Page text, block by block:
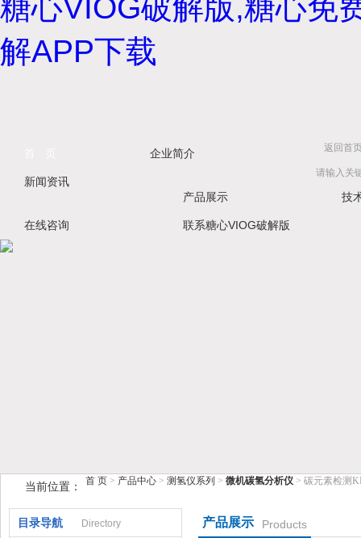
糖心VIOG破解版,糖心免
解APP下载
鹤壁市糖心VIOG破解版仪器仪表有限公司
返回首
企业简介
新闻资讯
产品展示
技
在线咨询 联系糖心VIOG破解版
当前位置： 首 页 > 产品中心 > 测氢仪系列 > 微机碳氢分析仪 > 碳元素检测
目录导航 Directory 产品展示 Products